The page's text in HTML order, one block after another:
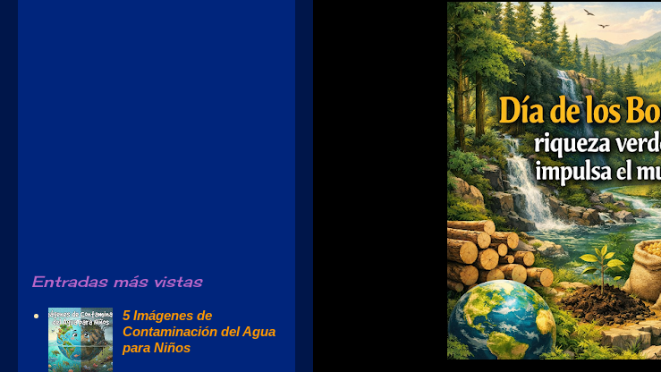
Entradas más vistas
5 Imágenes de
Contaminación del Agua
para Niños